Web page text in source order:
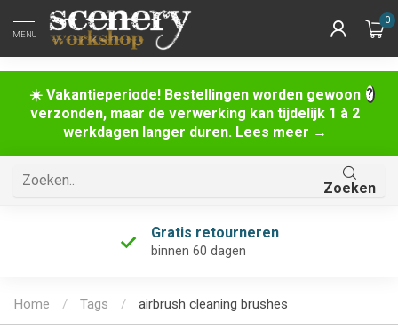
☀️ Vakantieperiode! Bestellingen worden gewoon
verzonden, maar de verwerking kan tijdelijk 1 à 2
werkdagen langer duren. Lees meer →
MENU
0
Zoeken
Gratis retourneren
binnen 60 dagen
Home / Tags / airbrush cleaning brushes